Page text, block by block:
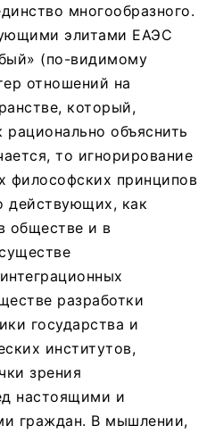
многообразного.
элитами ЕАЭС
(по-видимому
отношений на
который,
рационально объяснить
то игнорирование
философских принципов
действующих, как
обществе и в
разработки
государства и
институтов,
зрения
настоящими и
граждан. В мышлении,